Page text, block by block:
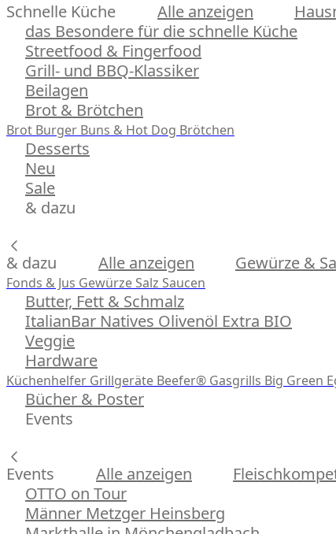
Schnelle Küche Alle anzeigen
das Besondere für die schnelle Küche
Streetfood & Fingerfood
Grill- und BBQ-Klassiker
Beilagen
Brot & Brötchen
Brot Burger Buns & Hot Dog Brötchen
Desserts
Neu
Sale
& dazu
& dazu Alle anzeigen Gewürze &
Fonds & Jus Gewürze Salz Saucen
Butter, Fett & Schmalz
ItalianBar Natives Olivenöl Extra BIO
Veggie
Hardware
Küchenhelfer Grillgeräte Beefer® Gasgrills Big Green
Bücher & Poster
Events
Events Alle anzeigen
OTTO on Tour
Männer Metzger Heinsberg